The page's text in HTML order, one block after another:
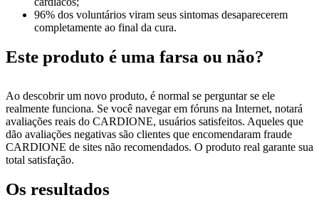
96% dos voluntários viram seus sintomas desaparecerem
completamente ao final da cura.
Este produto é uma farsa ou não?
Ao descobrir um novo produto, é normal se perguntar se ele
realmente funciona. Se você navegar em fóruns na Internet, notará
avaliações reais do CARDIONE, usuários satisfeitos. Aqueles que
dão avaliações negativas são clientes que encomendaram fraude
CARDIONE de sites não recomendados. O produto real garante sua
total satisfação.
Os resultados